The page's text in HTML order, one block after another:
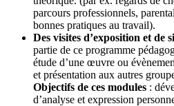
parcours professionnels,
bonnes pratiques au travail).
Des visites d’exposition et de
partie de ce programme
étude d’une œuvre ou
et présentation aux autres
Objectifs de ces modules :
d’analyse et expression